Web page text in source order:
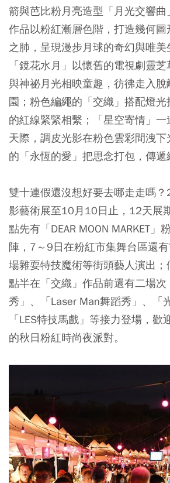
箭與芭比粉月亮造型「月光交響曲
作品以粉紅漸層色階，打造幾何
之肺，呈現漫步月球的奇幻與唯
「鏡花水月」以懷舊的電視劇靈芝
與神祕月光相映童趣，彷彿走入
園；粉色編繩的「交織」搭配燈光
的紅線緊緊相繫；「星空寄情」
天際，調皮光影在粉色雲彩間洩
的「永恆的愛」把思念打包，傳遞
雙十連假還沒想好要去哪走走嗎
影藝術展至10月10日止，12天展
點先有「DEAR MOON MARKET」
陣，7～9日在粉紅市集舞台區還
場雜耍特技魔術等街頭藝人演出
點半在「交織」作品前還有二場次
秀」、「Laser Man舞蹈秀」、「
「LES特技馬戲」等接力登場，歡
的秋日粉紅時尚夜派對。